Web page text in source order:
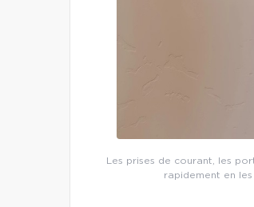
Les prises de courant, les
rapidement en